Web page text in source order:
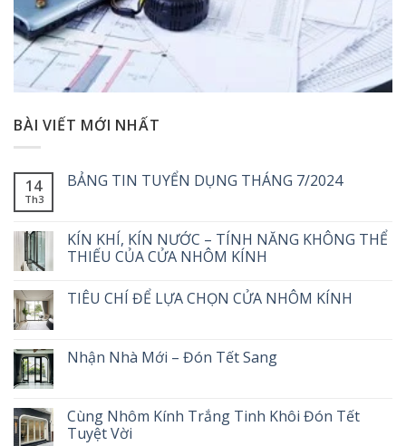
BÀI VIẾT MỚI NHẤT
14
Th3
BẢNG TIN TUYỂN DỤNG THÁNG 7/2024
KÍN KHÍ, KÍN NƯỚC – TÍNH NĂNG KHÔNG THỂ
THIẾU CỦA CỬA NHÔM KÍNH
TIÊU CHÍ ĐỂ LỰA CHỌN CỬA NHÔM KÍNH
Nhận Nhà Mới – Đón Tết Sang
Cùng Nhôm Kính Trắng Tinh Khôi Đón Tết
Tuyệt Vời